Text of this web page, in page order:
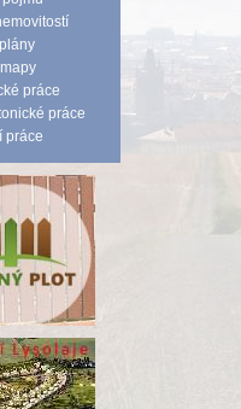
práce
práce
práce